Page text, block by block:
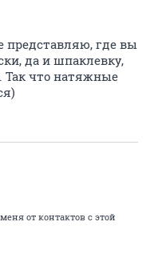
представляю, где вы
да и шпаклевку,
Так что натяжные
от контактов с этой